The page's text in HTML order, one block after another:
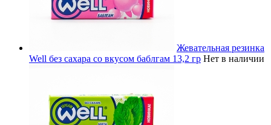
Жевательная резинка
Well без сахара со вкусом баблгам 13,2 гр Нет в наличии